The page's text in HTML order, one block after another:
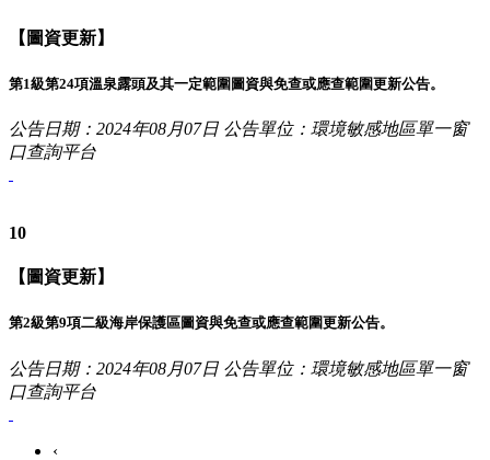
【圖資更新】
第1級第24項溫泉露頭及其一定範圍圖資與免查或應查範圍更新公告。
公告日期：2024年08月07日 公告單位：環境敏感地區單一窗
口查詢平台
10
【圖資更新】
第2級第9項二級海岸保護區圖資與免查或應查範圍更新公告。
公告日期：2024年08月07日 公告單位：環境敏感地區單一窗
口查詢平台
‹